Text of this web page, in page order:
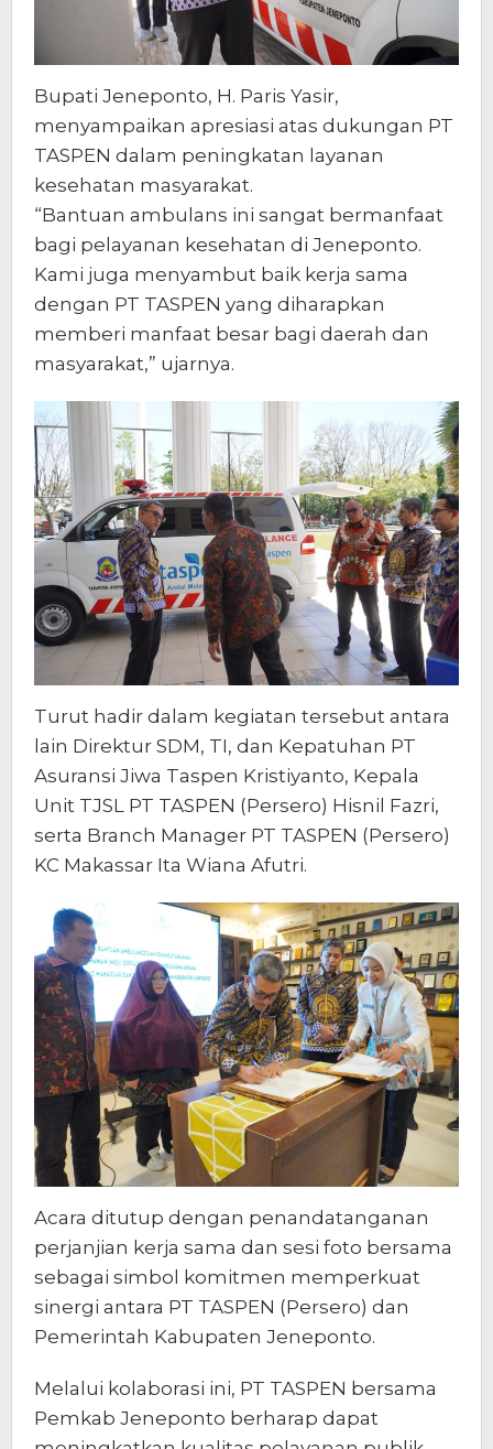
Bupati Jeneponto, H. Paris Yasir,
menyampaikan apresiasi atas dukungan PT
TASPEN dalam peningkatan layanan
kesehatan masyarakat.
“Bantuan ambulans ini sangat bermanfaat
bagi pelayanan kesehatan di Jeneponto.
Kami juga menyambut baik kerja sama
dengan PT TASPEN yang diharapkan
memberi manfaat besar bagi daerah dan
masyarakat,” ujarnya.
Turut hadir dalam kegiatan tersebut antara
lain Direktur SDM, TI, dan Kepatuhan PT
Asuransi Jiwa Taspen Kristiyanto, Kepala
Unit TJSL PT TASPEN (Persero) Hisnil Fazri,
serta Branch Manager PT TASPEN (Persero)
KC Makassar Ita Wiana Afutri.
Acara ditutup dengan penandatanganan
perjanjian kerja sama dan sesi foto bersama
sebagai simbol komitmen memperkuat
sinergi antara PT TASPEN (Persero) dan
Pemerintah Kabupaten Jeneponto.
Melalui kolaborasi ini, PT TASPEN bersama
Pemkab Jeneponto berharap dapat